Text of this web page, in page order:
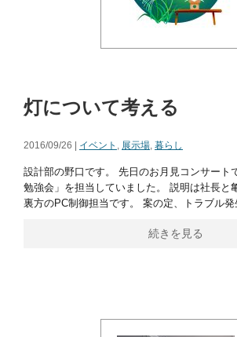
灯について考える
2016/09/26 | イベント , 展示場, 暮らし
設計部の野口です。 先日のお月見コンサート
勉強会」を担当していました。 説明は社長と
裏方のPC制御担当です。 案の定、トラブル
続きを見る